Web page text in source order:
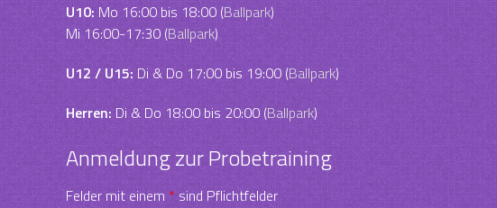
U10:Mo 16:00 bis 18:00 (Ballpark)
Mi 16:00-17:30 (Ballpark)
U12 / U15:Di & Do 17:00 bis 19:00 (Ballpark)
Herren:Di & Do 18:00 bis 20:00 (Ballpark)
Anmeldung zur Probetraining
Felder mit einem*sind Pflichtfelder